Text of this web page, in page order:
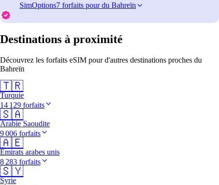
SimOptions7 forfaits pour du Bahreïn
Destinations à proximité
Découvrez les forfaits eSIM pour d'autres destinations proches du
Bahreïn
🇹🇷
Turquie
14 129 forfaits
🇸🇦
Arabie Saoudite
9 006 forfaits
🇦🇪
Émirats arabes unis
8 283 forfaits
🇸🇾
Syrie